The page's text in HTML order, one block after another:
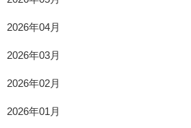
2026年04月
2026年03月
2026年02月
2026年01月